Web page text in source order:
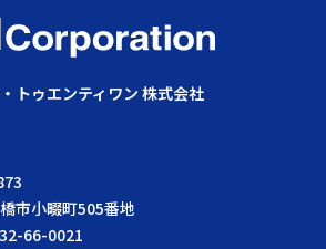
トゥエンティワン 株式会社
市小畷町505番地
66-0021